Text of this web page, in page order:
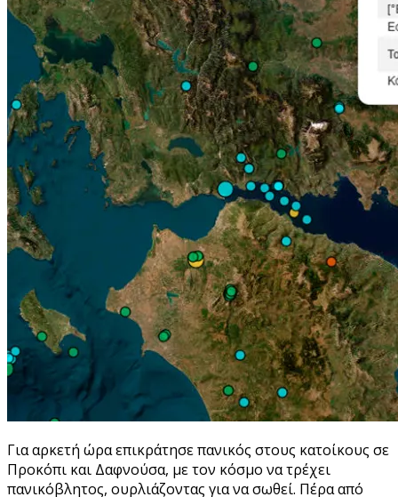
Για αρκετή ώρα επικράτησε πανικός στους κατοίκους σε
Προκόπι και Δαφνούσα, με τον κόσμο να τρέχει
πανικόβλητος, ουρλιάζοντας για να σωθεί. Πέρα από